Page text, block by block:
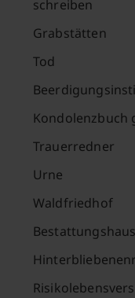
schreiben
Grabstätten
Tod
Kondolenzbuch
Trauerredner
Urne
Waldfriedhof
Bestattungshaus